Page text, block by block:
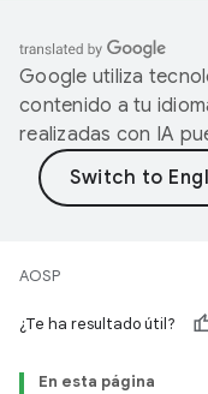
Google utiliza
contenido a tu
realizadas con IA
AOSP
¿Te ha resultado útil?
En esta página